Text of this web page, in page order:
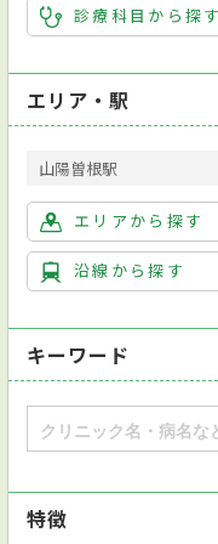
診療科目から探す
エリア・駅
山陽曽根駅
エリアから探す
沿線から探す
キーワード
特徴